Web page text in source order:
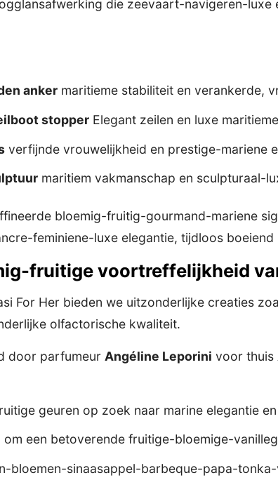
die zeevaart-navigeren-
ankermaritieme stabiliteit en verankerde,
stopperElegant zeilen en luxe
verfijnde vrouwelijkheid en prestige-mariene
maritiem vakmanschap en sculpturaal-
bloemig-fruitig-gourmand-mariene
feminiene-luxe elegantie, tijdloos boeiend
fruitige voortreffelijkheid
For Her bieden we uitzonderlijke creaties
olfactorische kwaliteit.
door parfumeur Angéline Leporini voor thuis
geuren op zoek naar marine elegantie
een betoverende fruitige-bloemige-
bloemen-sinaasappel-barbeque-papa-